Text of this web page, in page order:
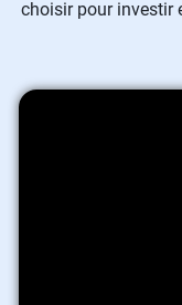
choisir pour investir